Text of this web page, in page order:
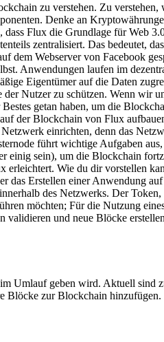
zu verstehen. Zu
Denke an
Flux die Grundlage für Web
zentralisiert. Das bedeutet,
dem Webserver von Facebook
Anwendungen laufen im
Eigentümer auf die Daten
Nutzer zu schützen. Wenn wir
getan haben, um die
der Blockchain von Flux
einrichten, denn das
führt wichtige Aufgaben
einig sein), um die Blockchain
erleichtert. Wie du dir vorstellen
das Erstellen einer Anwendung
des Netzwerks. Der
möchten; Für die Nutzung
und neue Blöcke
Umlauf geben wird. Aktuell sind
Blöcke zur Blockchain hinzufügen.